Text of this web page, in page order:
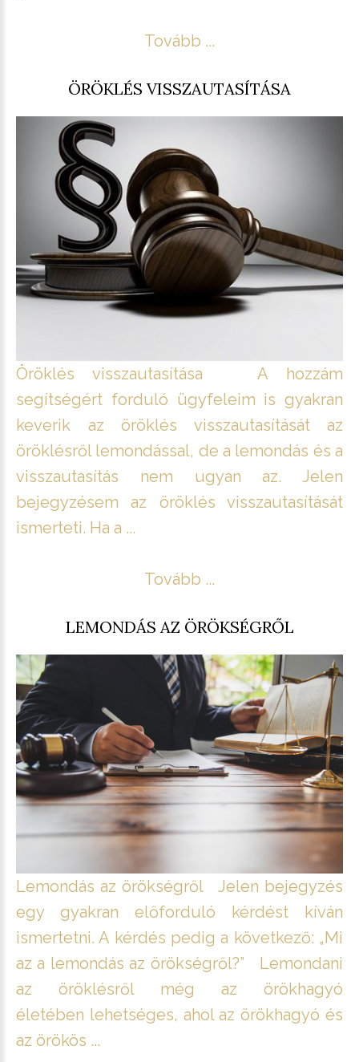
Tovább ...
ÖRÖKLÉS VISSZAUTASÍTÁSA
Öröklés visszautasítása A hozzám
segítségért forduló ügyfeleim is gyakran
keverik az öröklés visszautasítását az
öröklésről lemondással, de a lemondás és a
visszautasítás nem ugyan az. Jelen
bejegyzésem az öröklés visszautasítását
ismerteti. Ha a ...
Tovább ...
LEMONDÁS AZ ÖRÖKSÉGRŐL
Lemondás az örökségről Jelen bejegyzés
egy gyakran előforduló kérdést kíván
ismertetni. A kérdés pedig a következő: „Mi
az a lemondás az örökségről?” Lemondani
az öröklésről még az örökhagyó
életében lehetséges, ahol az örökhagyó és
az örökös ...